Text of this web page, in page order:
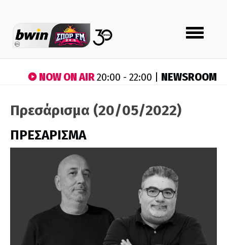
Toggle
navigation
NOW ON AIR20:00 - 22:00 | NEWSROOM
Πρεσάρισμα (20/05/2022)
ΠΡΕΣΑΡΙΣΜΑ